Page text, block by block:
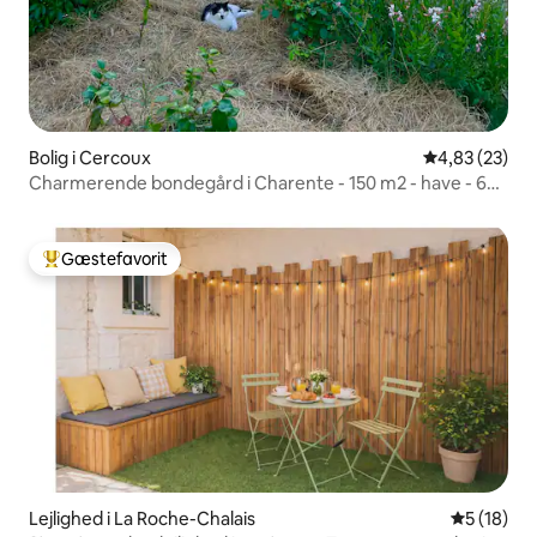
Bolig i Cercoux 4,83 ud af 5 i
4,83 (23)
Charmerende bondegård i Charente - 150 m2 - have - 6
Bedste gæstefavorit
Gæstefavorit
Lejlighed i La Roche-Chalais 5 ud af 5 i
5 (18)